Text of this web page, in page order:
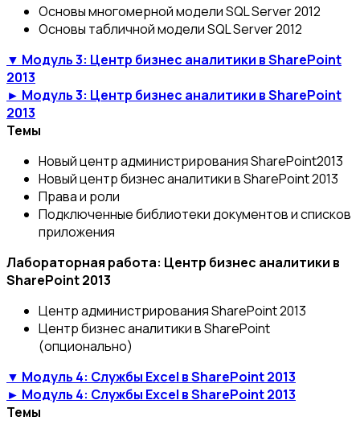
Основы многомерной модели SQL Server 2012
Основы табличной модели SQL Server 2012
▼ Модуль 3: Центр бизнес аналитики в SharePoint
2013
► Модуль 3: Центр бизнес аналитики в SharePoint
2013
Темы
Новый центр администрирования SharePoint2013
Новый центр бизнес аналитики в SharePoint 2013
Права и роли
Подключенные библиотеки документов и списков
приложения
Лабораторная работа: Центр бизнес аналитики в
SharePoint 2013
Центр администрирования SharePoint 2013
Центр бизнес аналитики в SharePoint
(опционально)
▼ Модуль 4: Службы Excel в SharePoint 2013
► Модуль 4: Службы Excel в SharePoint 2013
Темы